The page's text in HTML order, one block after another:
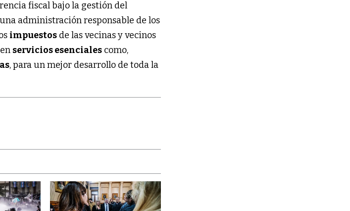
fiscal bajo la gestión del
administración responsable de los
impuestos de las vecinas y vecinos
servicios esenciales como,
, para un mejor desarrollo de toda la